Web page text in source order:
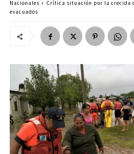
Nacionales
Crítica situación por la crecida
evacuados